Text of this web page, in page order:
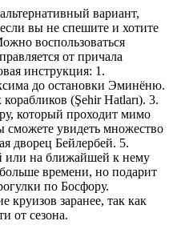
вариант,
вы не спешите и хотите
воспользоваться
от причала
инструкция: 1.
до остановки Эминёню.
(Şehir Hatları). 3.
который проходит мимо
сможете увидеть множество
дворец Бейлербей. 5.
или на ближайшей к нему
времени, но подарит
по Босфору.
круизов заранее, так как
от сезона.